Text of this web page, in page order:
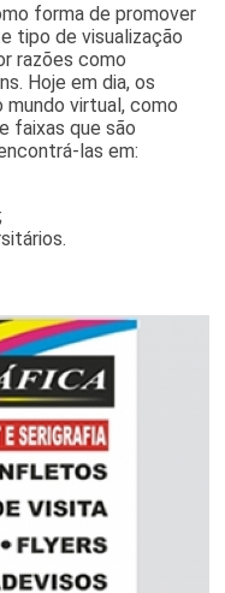
forma de promover
tipo de visualização
razões como
Hoje em dia, os
virtual, como
faixas que são
las em: